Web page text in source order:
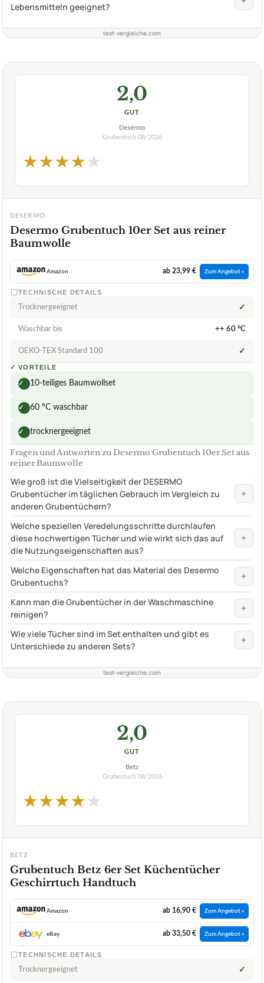
Lebensmitteln geeignet?
test-vergleiche.com
2,0
GUT
Desermo
Grubentuch 08/2026
★★★★★
DESERMO
Desermo Grubentuch 10er Set aus reiner
Baumwolle
Amazon ab 23,99 € Zum Angebot »
TECHNISCHE DETAILS
Trocknergeeignet ✓
Waschbar bis ++ 60 °C
OEKO-TEX Standard 100 ✓
✓ VORTEILE
✓ 10-teiliges Baumwollset
✓ 60 °C waschbar
✓ trocknergeeignet
Fragen und Antworten zu Desermo Grubentuch 10er Set aus
reiner Baumwolle
Wie groß ist die Vielseitigkeit der DESERMO
Grubentücher im täglichen Gebrauch im Vergleich zu
anderen Grubentüchern?
+
Welche speziellen Veredelungsschritte durchlaufen
diese hochwertigen Tücher und wie wirkt sich das auf
die Nutzungseigenschaften aus?
+
Welche Eigenschaften hat das Material des Desermo
Grubentuchs?
+
Kann man die Grubentücher in der Waschmaschine
reinigen?
+
Wie viele Tücher sind im Set enthalten und gibt es
Unterschiede zu anderen Sets?
+
test-vergleiche.com
2,0
GUT
Betz
Grubentuch 08/2026
★★★★★
BETZ
Grubentuch Betz 6er Set Küchentücher
Geschirrtuch Handtuch
Amazon ab 16,90 € Zum Angebot »
eBay ab 33,50 € Zum Angebot »
TECHNISCHE DETAILS
Trocknergeeignet ✓